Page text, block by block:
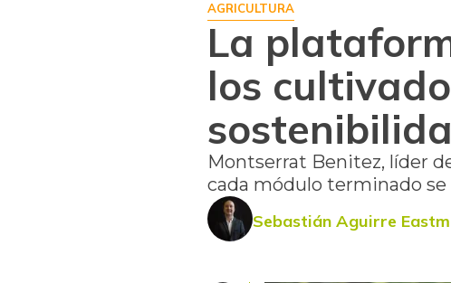
AGRICULTURA
La
los
Montserrat Benitez, líder
cada módulo terminado
Sebastián Aguirre